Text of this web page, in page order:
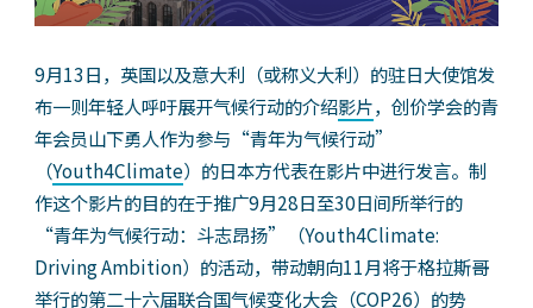
9月13日，英国以及意大利（或称义大利）的驻日大使馆发
布一则年轻人呼吁展开气候行动的介绍影片，创价学会的青
年会员山下勇人作为参与“青年为气候行动”
（Youth4Climate）的日本方代表在影片中进行发言。制
作这个影片的目的在于推广9月28日至30日间所举行的
“青年为气候行动：斗志昂扬”（Youth4Climate:
Driving Ambition）的活动，带动朝向11月将于格拉斯哥
举行的第二十六届联合国气候变化大会（COP26）的势